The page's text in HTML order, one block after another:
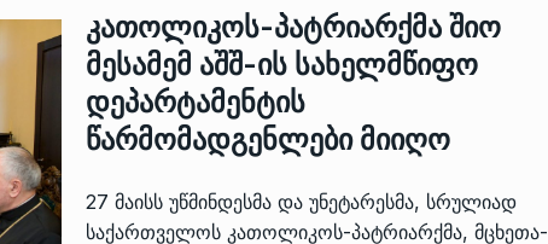
კათოლიკოს-პატრიარქმა შიო
მესამემ აშშ-ის სახელმწიფო
დეპარტამენტის
წარმომადგენლები მიიღო
27 მაისს უწმინდესმა და უნეტარესმა, სრულიად
საქართველოს კათოლიკოს-პატრიარქმა, მცხეთა-